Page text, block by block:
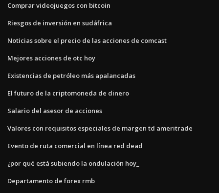
Comprar videojuegos con bitcoin
Riesgos de inversión en sudáfrica
Noticias sobre el precio de las acciones de comcast
Mejores acciones de otc hoy
Existencias de petróleo más apalancadas
El futuro de la criptomoneda de dinero
Salario del asesor de acciones
Valores con requisitos especiales de margen td ameritrade
Evento de ruta comercial en línea red dead
¿por qué está subiendo la ondulación hoy_
Departamento de forex rmb